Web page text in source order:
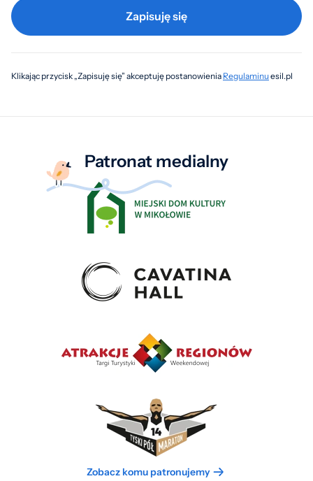
Zapisuję się
Klikając przycisk „Zapisuję się” akceptuję postanowienia Regulaminuesil.pl
Patronat medialny
Zobacz komu patronujemy